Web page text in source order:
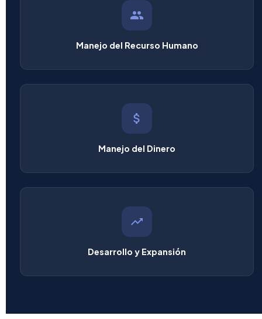
Manejo del Recurso Humano
Manejo del Dinero
Desarrollo y Expansión